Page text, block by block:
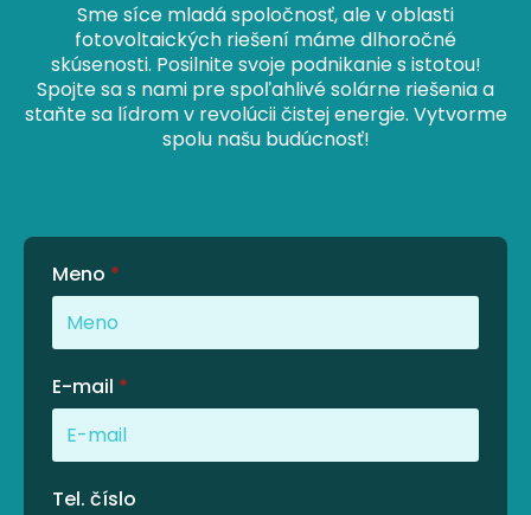
Sme síce mladá spoločnosť, ale v oblasti
fotovoltaických riešení máme dlhoročné
skúsenosti. Posilnite svoje podnikanie s istotou!
Spojte sa s nami pre spoľahlivé solárne riešenia a
staňte sa lídrom v revolúcii čistej energie. Vytvorme
spolu našu budúcnosť!
Meno *
E-mail *
Tel. číslo